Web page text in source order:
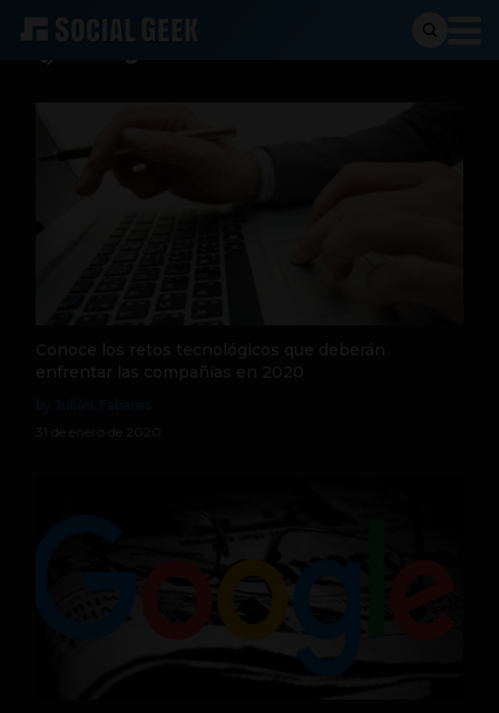
Conoce los retos tecnológicos que deberán
enfrentar las compañías en 2020
31 de enero de 2020